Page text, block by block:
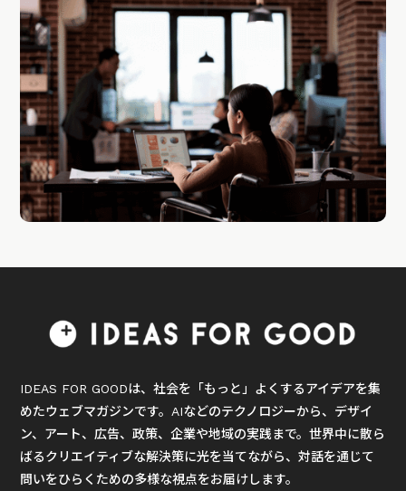
IDEAS FOR GOODは、社会を「もっと」よくするアイデアを集
めたウェブマガジンです。AIなどのテクノロジーから、デザイ
ン、アート、広告、政策、企業や地域の実践まで。世界中に散ら
ばるクリエイティブな解決策に光を当てながら、対話を通じて
問いをひらくための多様な視点をお届けします。